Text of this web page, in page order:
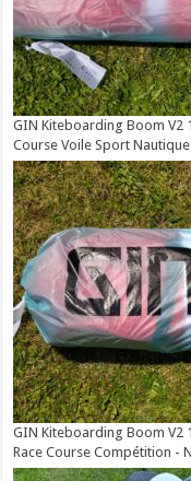
GIN Kiteboarding Boom V2
Course Voile Sport Nautique
GIN Kiteboarding Boom V2
Race Course Compétition -